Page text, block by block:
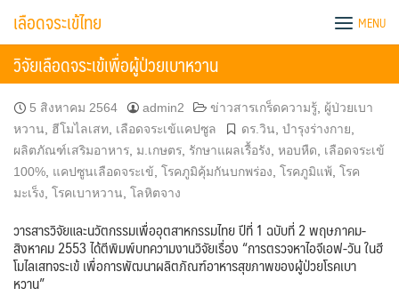
เลือดจระเข้ไทย MENU
วิจัยเลือดจระเข้เพื่อผู้ป่วยเบาหวาน
5 สิงหาคม 2564 admin2 ข่าวสารเกร็ดความรู้ ผู้ป่วยเบา
หวาน
ฮีโมไลเสท เลือดจระเข้แคปซูล ดร.วิน บำรุงร่างกาย
ผลิตภัณฑ์เสริมอาหาร ม.เกษตร รักษาแผลเรื้อรัง หอบหืด
เลือดจระเข้
100% แคปซูนเลือดจระเข้ โรคภูมิคุ้มกันบกพร่อง โรคภูมิแพ้ โรค
มะเร็ง โรคเบาหวาน โลหิตจาง
วารสารวิจัยและนวัตกรรมเพื่ออุตสาหกรรมไทย ปีที่ 1 ฉบับที่ 2 พฤษภาคม-
สิงหาคม 2553 ได้ตีพิมพ์บทความงานวิจัยเรื่อง “การตรวจหาไอจีเอฟ-วัน ในฮี
โมไลเสทจระเข้ เพื่อการพัฒนาผลิตภัณฑ์อาหารสุขภาพของผู้ป่วยโรคเบา
หวาน”